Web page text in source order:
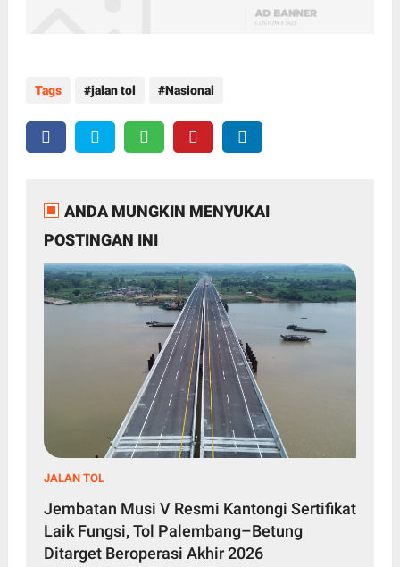
Tags jalan tol Nasional
ANDA MUNGKIN MENYUKAI
POSTINGAN INI
JALAN TOL
Jembatan Musi V Resmi Kantongi Sertifikat
Laik Fungsi, Tol Palembang–Betung
Ditarget Beroperasi Akhir 2026